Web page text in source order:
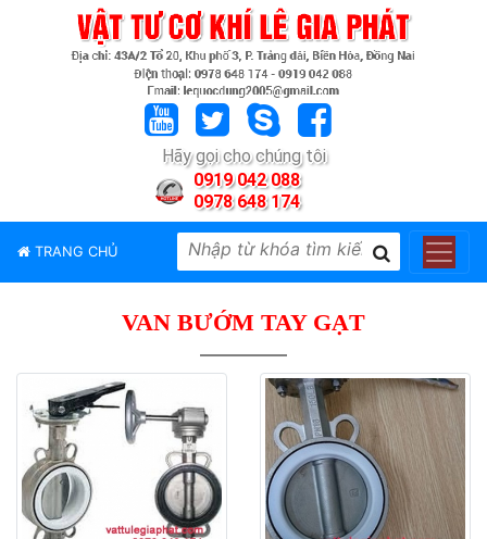
Hãy gọi cho chúng tôi
0919 042 088
0978 648 174
TRANG CHỦ
PHẨM
HIỆU
HỆ
VAN BƯỚM TAY GẠT